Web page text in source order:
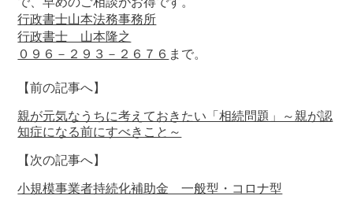
行政書士山本法務事務所
行政書士 山本隆之
０９６－２９３－２６７６ まで。
【前の記事へ】
親が元気なうちに考えておきたい「相続問題」～親が認
知症になる前にすべきこと～
【次の記事へ】
小規模事業者持続化補助金 一般型・コロナ型